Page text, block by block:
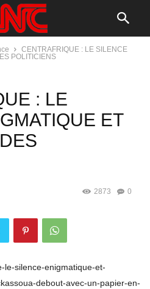
CENTRAFRIQUE : LE SILENCE
POLITICIENS
: LE
ET
0
2873
le-silence-enigmatique-et-
debout-avec-un-papier-en-